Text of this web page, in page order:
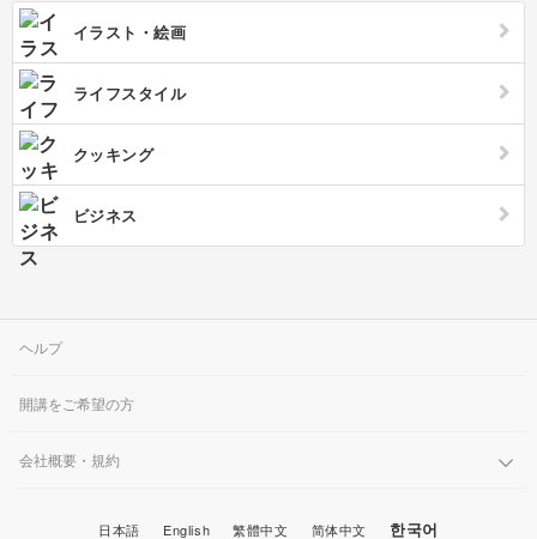
ルネイルのデメリットでもあります。またジェルネイルはマニキュアより
も爪への負担が大きいため、ネイル用の美容液などで普段からケアするこ
とが必要です。ジェルネイル以外の人気の施術として、スカルプチュアと
いう技術があります。ハードジェルなどを使って爪を長くできる、長さだ
しという技術です。指を細く長く見せたい方におすすめです。ネイルスク
ールでは上記のような技術を習得するため、ファイルを使ったネイルケア
方法やジェルの塗り方、チップの付け方などネイルアートのやり方を一通
り学びます。ネイルサロンではお客様が希望のデザインの画像を持ち寄る
パターンもあるため、顧客にあったデザインに対応するための様々な技術
を磨きます。ネイルサロンに行くとテーブルにカラーチャートが置いてあ
ります。ジェルネイルの魅力はなんと言ってもその豊富なデザインとカラ
ーです。黒、白、緑、水色、紫、ピンクなど様々な色が存在しますが、二
色のカラーを使ったバイカラーのデザインも人気があります。またツヤ感
のあるイメージが強いですが、マットな質感の塗料もあり、質感の違いを
楽しめるのもネイルの魅力です。
イラスト・絵画
ライフスタイル
クッキング
ビジネス
ヘルプ
開講をご希望の方
会社概要・規約
日本語 English 繁體中文 简体中文 한국어